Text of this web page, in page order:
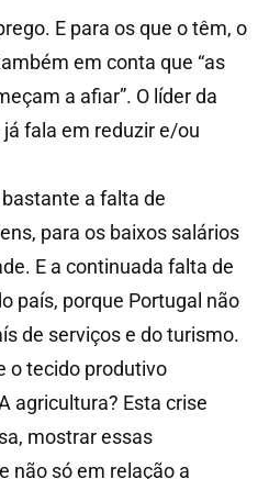
E para os que o têm, o
em conta que “as
a afiar”. O líder da
fala em reduzir e/ou
a falta de
para os baixos salários
E a continuada falta de
país, porque Portugal não
de serviços e do turismo.
o tecido produtivo
agricultura? Esta crise
mostrar essas
não só em relação a